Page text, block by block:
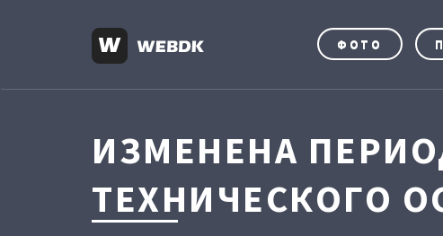
ФОТО
ИЗМЕНЕНА
ТЕХНИЧЕСКОГО